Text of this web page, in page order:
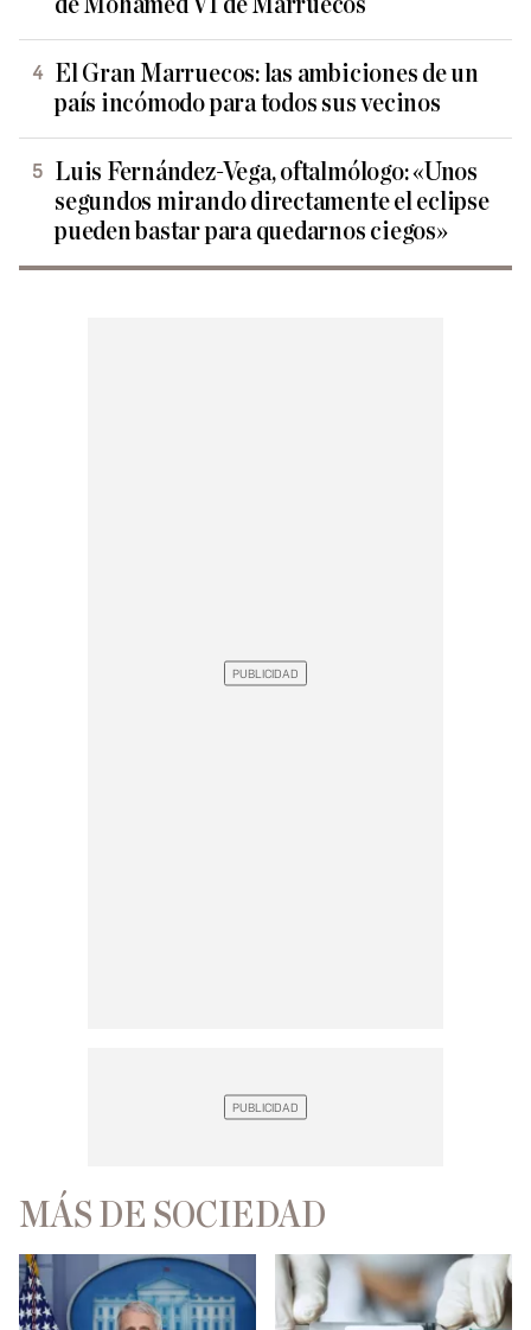
de Mohamed VI de Marruecos
El Gran Marruecos: las ambiciones de un
país incómodo para todos sus vecinos
Luis Fernández-Vega, oftalmólogo: «Unos
segundos mirando directamente el eclipse
pueden bastar para quedarnos ciegos»
MÁS DE SOCIEDAD